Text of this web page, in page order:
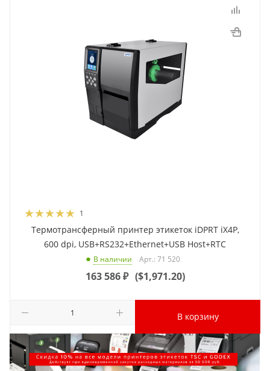
1
Термотрансферный принтер этикеток iDPRT iX4P,
600 dpi, USB+RS232+Ethernet+USB Host+RTC
В наличии Арт.: 71 520
163 586₽ ($1,971.20)
В корзину